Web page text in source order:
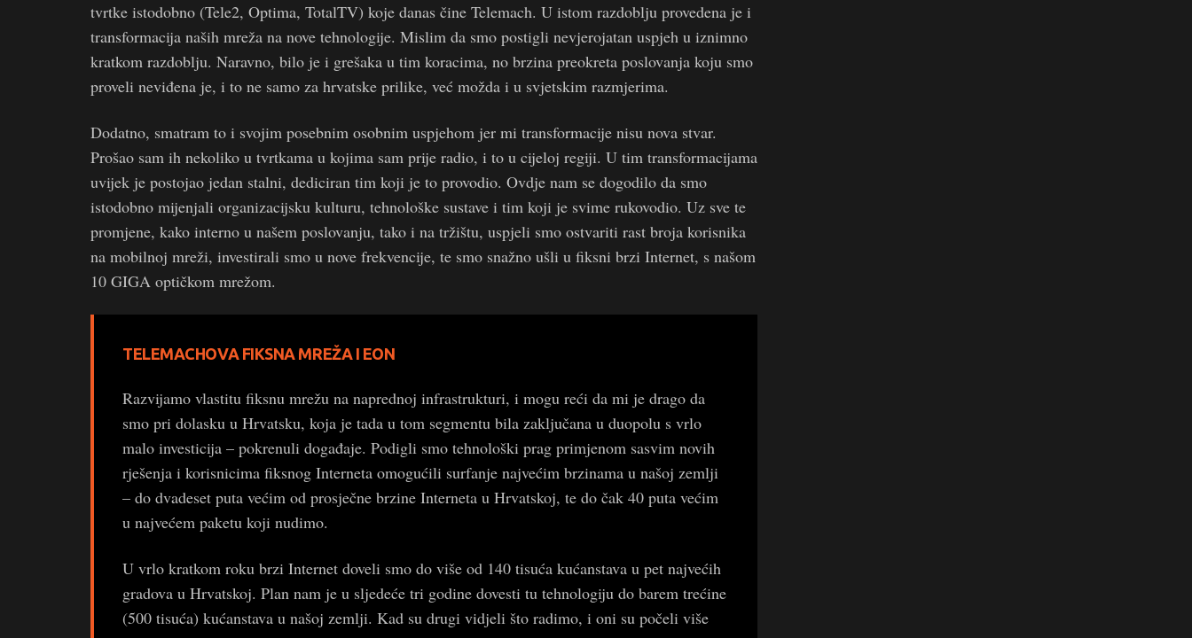
tvrtke istodobno (Tele2, Optima, TotalTV) koje danas čine Telemach. U istom razdoblju provedena je i
transformacija naših mreža na nove tehnologije. Mislim da smo postigli nevjerojatan uspjeh u iznimno
kratkom razdoblju. Naravno, bilo je i grešaka u tim koracima, no brzina preokreta poslovanja koju smo
proveli neviđena je, i to ne samo za hrvatske prilike, već možda i u svjetskim razmjerima.
Dodatno, smatram to i svojim posebnim osobnim uspjehom jer mi transformacije nisu nova stvar.
Prošao sam ih nekoliko u tvrtkama u kojima sam prije radio, i to u cijeloj regiji. U tim transformacijama
uvijek je postojao jedan stalni, dediciran tim koji je to provodio. Ovdje nam se dogodilo da smo
istodobno mijenjali organizacijsku kulturu, tehnološke sustave i tim koji je svime rukovodio. Uz sve te
promjene, kako interno u našem poslovanju, tako i na tržištu, uspjeli smo ostvariti rast broja korisnika
na mobilnoj mreži, investirali smo u nove frekvencije, te smo snažno ušli u fiksni brzi Internet, s našom
10 GIGA optičkom mrežom.
TELEMACHOVA FIKSNA MREŽA I EON
Razvijamo vlastitu fiksnu mrežu na naprednoj infrastrukturi, i mogu reći da mi je drago da
smo pri dolasku u Hrvatsku, koja je tada u tom segmentu bila zaključana u duopolu s vrlo
malo investicija – pokrenuli događaje. Podigli smo tehnološki prag primjenom sasvim novih
rješenja i korisnicima fiksnog Interneta omogućili surfanje najvećim brzinama u našoj zemlji
– do dvadeset puta većim od prosječne brzine Interneta u Hrvatskoj, te do čak 40 puta većim
u najvećem paketu koji nudimo.
U vrlo kratkom roku brzi Internet doveli smo do više od 140 tisuća kućanstava u pet najvećih
gradova u Hrvatskoj. Plan nam je u sljedeće tri godine dovesti tu tehnologiju do barem trećine
(500 tisuća) kućanstava u našoj zemlji. Kad su drugi vidjeli što radimo, i oni su počeli više